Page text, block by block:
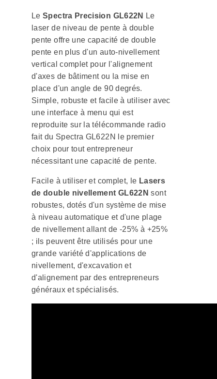
LeSpectra Precision GL622N
Le
laser de niveau de pente à double
pente offre une capacité de double
pente en plus d'un auto-nivellement
vertical complet pour l'alignement
d'axes de bâtiment ou la mise en
place d'un angle de 90 degrés.
Simple, robuste et facile à utiliser avec
une interface à menu qui est
reproduite sur la télécommande radio
fait du Spectra GL622N le premier
choix pour tout entrepreneur
nécessitant une capacité de pente.
Facile à utiliser et complet, le Lasers
de double nivellement GL622N sont
robustes, dotés d'un système de mise
à niveau automatique et d'une plage
de nivellement allant de -25% à +25%
; ils peuvent être utilisés pour une
grande variété d'applications de
nivellement, d'excavation et
d'alignement par des entrepreneurs
généraux et spécialisés.